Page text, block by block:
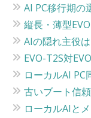
AI PC移行期の
縦長・薄型
AIの隠れ主役
EVO-T2S対
ローカルAI PC
古いブート信
ローカルAIと